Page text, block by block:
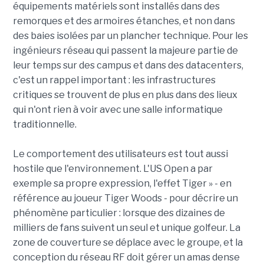
équipements matériels sont installés dans des
remorques et des armoires étanches, et non dans
des baies isolées par un plancher technique. Pour les
ingénieurs réseau qui passent la majeure partie de
leur temps sur des campus et dans des datacenters,
c'est un rappel important : les infrastructures
critiques se trouvent de plus en plus dans des lieux
qui n'ont rien à voir avec une salle informatique
traditionnelle.
Le comportement des utilisateurs est tout aussi
hostile que l'environnement. L'US Open a par
exemple sa propre expression, l'effet Tiger » - en
référence au joueur Tiger Woods - pour décrire un
phénomène particulier : lorsque des dizaines de
milliers de fans suivent un seul et unique golfeur. La
zone de couverture se déplace avec le groupe, et la
conception du réseau RF doit gérer un amas dense